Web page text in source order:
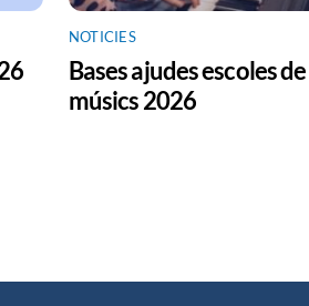
NOTICIES
Bases ajudes escoles
músics 2026